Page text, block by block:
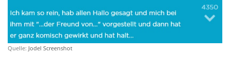
Quelle: Jodel Screenshot